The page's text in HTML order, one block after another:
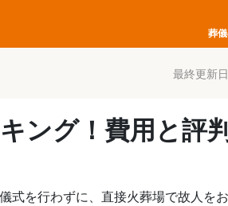
葬
最終更新日
ング！費用と評
式を行わずに、直接火葬場で故人を